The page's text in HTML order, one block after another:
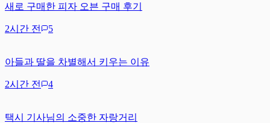
새로 구매한 피자 오븐 구매 후기
2시간 전 5
아들과 딸을 차별해서 키우는 이유
2시간 전 4
택시 기사님의 소중한 자랑거리